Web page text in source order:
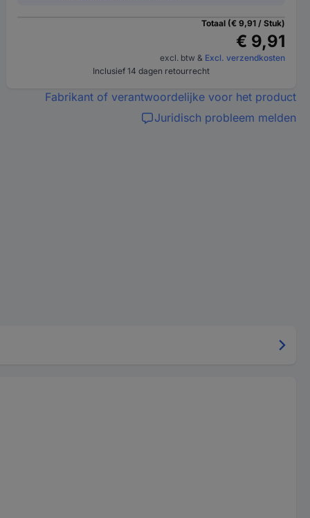
Totaal (€ 9,91 / Stuk)
€ 9,91
excl. btw & Excl. verzendkosten
Inclusief 14 dagen retourrecht
Fabrikant of verantwoordelijke voor het product
Juridisch probleem melden